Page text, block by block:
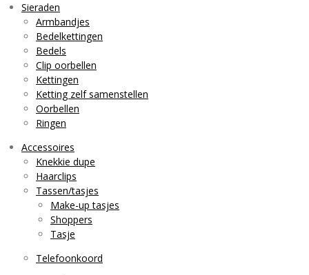
Sieraden
Armbandjes
Bedelkettingen
Bedels
Clip oorbellen
Kettingen
Ketting zelf samenstellen
Oorbellen
Ringen
Accessoires
Knekkie dupe
Haarclips
Tassen/tasjes
Make-up tasjes
Shoppers
Tasje
Telefoonkoord